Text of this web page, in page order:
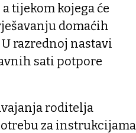
tijekom kojega će
domaćih
razrednoj nastavi
sati potpore
roditelja
za instrukcijama